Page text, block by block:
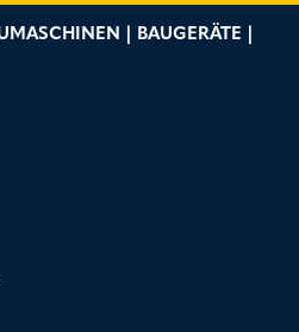
| BAUGERÄTE |